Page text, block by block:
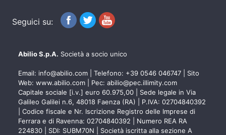
Seguici su:
Abilio S.p.A. Società a socio unico
Email: info@abilio.com | Telefono: +39 0546 046747 | Sito
Web: www.abilio.com | Pec: abilio@pec.illimity.com
Capitale sociale [i.v.] euro 60.975,00 | Sede legale in Via
Galileo Galilei n.6, 48018 Faenza (RA) | P.IVA: 02704840392
| Codice fiscale e Nr. Iscrizione Registro delle Imprese di
Ferrara e di Ravenna: 02704840392 | Numero REA RA
224830 | SDI: SUBM70N | Società iscritta alla sezione A